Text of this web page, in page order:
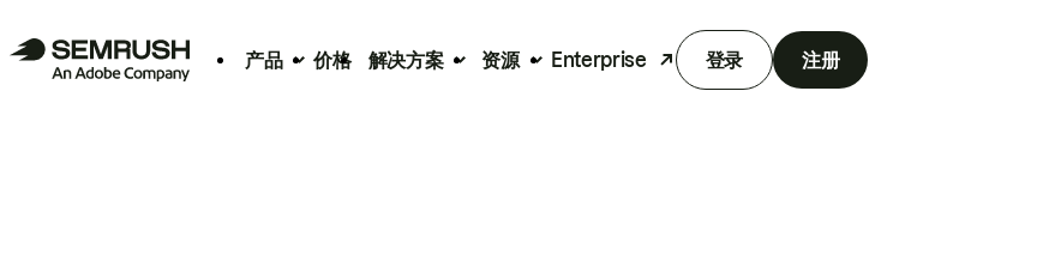
产品 价格 解决方案 资源 Enterprise 登录 注册